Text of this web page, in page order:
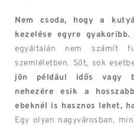
Nem csoda, hogy a
kezelése egyre gyakoribb.
egyáltalán nem számít
szemléletben. Sőt, sok
jön például idős vagy
nehezére esik a
ebeknél is hasznos lehet,
Egy olyan nagyvárosban,